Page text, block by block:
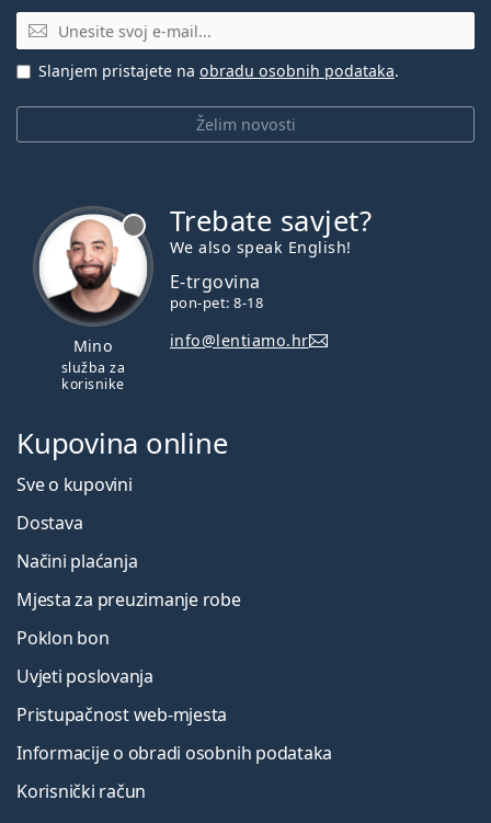
E-mail
Želim novosti
Slanjem pristajete na obradu osobnih podataka.
Mino
služba za
korisnike
Trebate savjet?
We also speak English!
E-trgovina
pon-pet: 8-18
info@lentiamo.hr
Kupovina online
Sve o kupovini
Dostava
Načini plaćanja
Mjesta za preuzimanje robe
Poklon bon
Uvjeti poslovanja
Pristupačnost web-mjesta
Informacije o obradi osobnih podataka
Korisnički račun